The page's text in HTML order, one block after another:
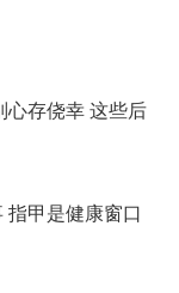
心存侥幸 这些后
指甲是健康窗口